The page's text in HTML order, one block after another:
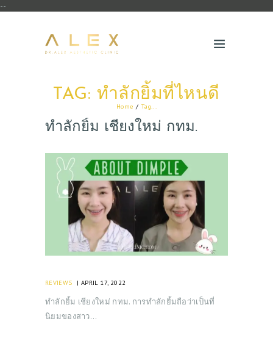
--
TAG: ทำลักยิ้มที่ไหนดี
Home Tag...
ทำลักยิ้ม เชียงใหม่ กทม.
REVIEWS APRIL 17, 2022
ทำลักยิ้ม เชียงใหม่ กทม. การทำลักยิ้มถือว่าเป็นที่
นิยมของสาว…